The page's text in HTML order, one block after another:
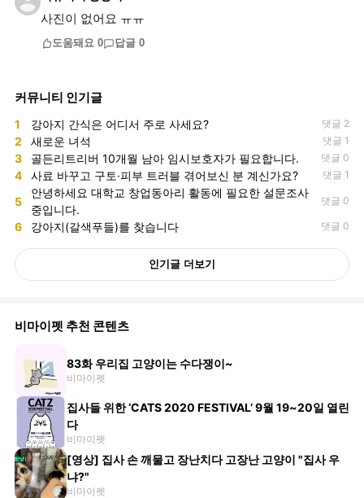
사진이 없어요 ㅠㅠ
도움돼요 0 답글 0
커뮤니티 인기글
1 강아지 간식은 어디서 주로 사세요? 댓글 2
2 새로운 녀석 댓글 1
3 골든리트리버 10개월 남아 임시보호자가 필요합니다. 댓글 0
4 사료 바꾸고 구토·피부 트러블 겪어보신 분 계신가요? 댓글 1
5
안녕하세요 대학교 창업동아리 활동에 필요한 설문조사
중입니다.
댓글 0
6 강아지(갈색푸들)를 찾습니다 댓글 0
인기글 더보기
비마이펫 추천 콘텐츠
83화 우리집 고양이는 수다쟁이~
비마이펫
집사들 위한 ‘CATS 2020 FESTIVAL’ 9월 19~20일 열린
다
비마이펫
[영상] 집사 손 깨물고 장난치다 고장난 고양이 "집사 우
냐?"
비마이펫